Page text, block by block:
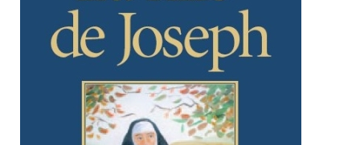
Finances
Nouveautés
Livres audio
Meilleurs vendeurs